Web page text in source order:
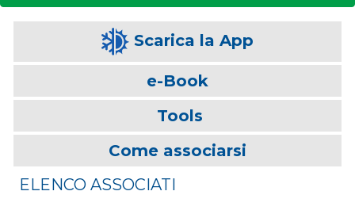
Scarica la App
e-Book
Tools
Come associarsi
ELENCO ASSOCIATI